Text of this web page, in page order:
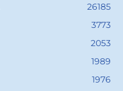
26185
3773
2053
1989
1976